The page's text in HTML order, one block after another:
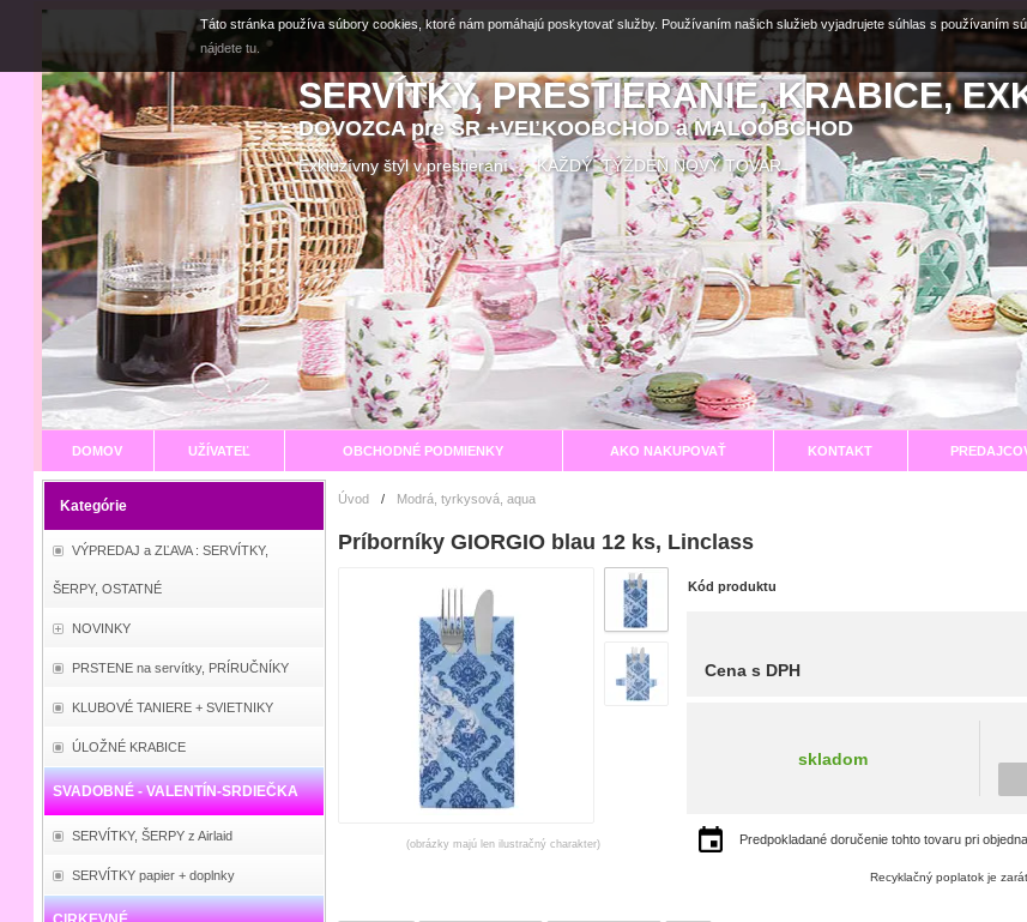
SERVÍTKY, PRESTIERANIE, KRABICE,
DOVOZCA pre SR +VEĽKOOBCHOD a MALOOBCHOD
Exkluzívny štýl v prestieraní KAŽDÝ TÝŽDEŇ NOVÝ TOVAR
DOMOV UŽÍVATEĽ OBCHODNÉ PODMIENKY AKO NAKUPOVAŤ KONTAKT
Kategórie
VÝPREDAJ a ZĽAVA : SERVÍTKY,
ŠERPY, OSTATNÉ
NOVINKY
PRSTENE na servítky, PRÍRUČNÍKY
KLUBOVÉ TANIERE + SVIETNIKY
ÚLOŽNÉ KRABICE
SVADOBNÉ - VALENTÍN-SRDIEČKA
SERVÍTKY, ŠERPY z Airlaid
SERVÍTKY papier + doplnky
Úvod / Modrá, tyrkysová, aqua
Príborníky GIORGIO blau 12 ks, Linclass
(obrázky majú len ilustračný charakter)
Kód produktu
Cena s DPH
skladom
Predpokladané doručenie tohto tovaru pri
Recyklačný poplatok je
Táto stránka používa súbory cookies, ktoré nám pomáhajú poskytovať služby. Používaním našich služieb vyjadrujete súhlas s používaním
nájdete tu.